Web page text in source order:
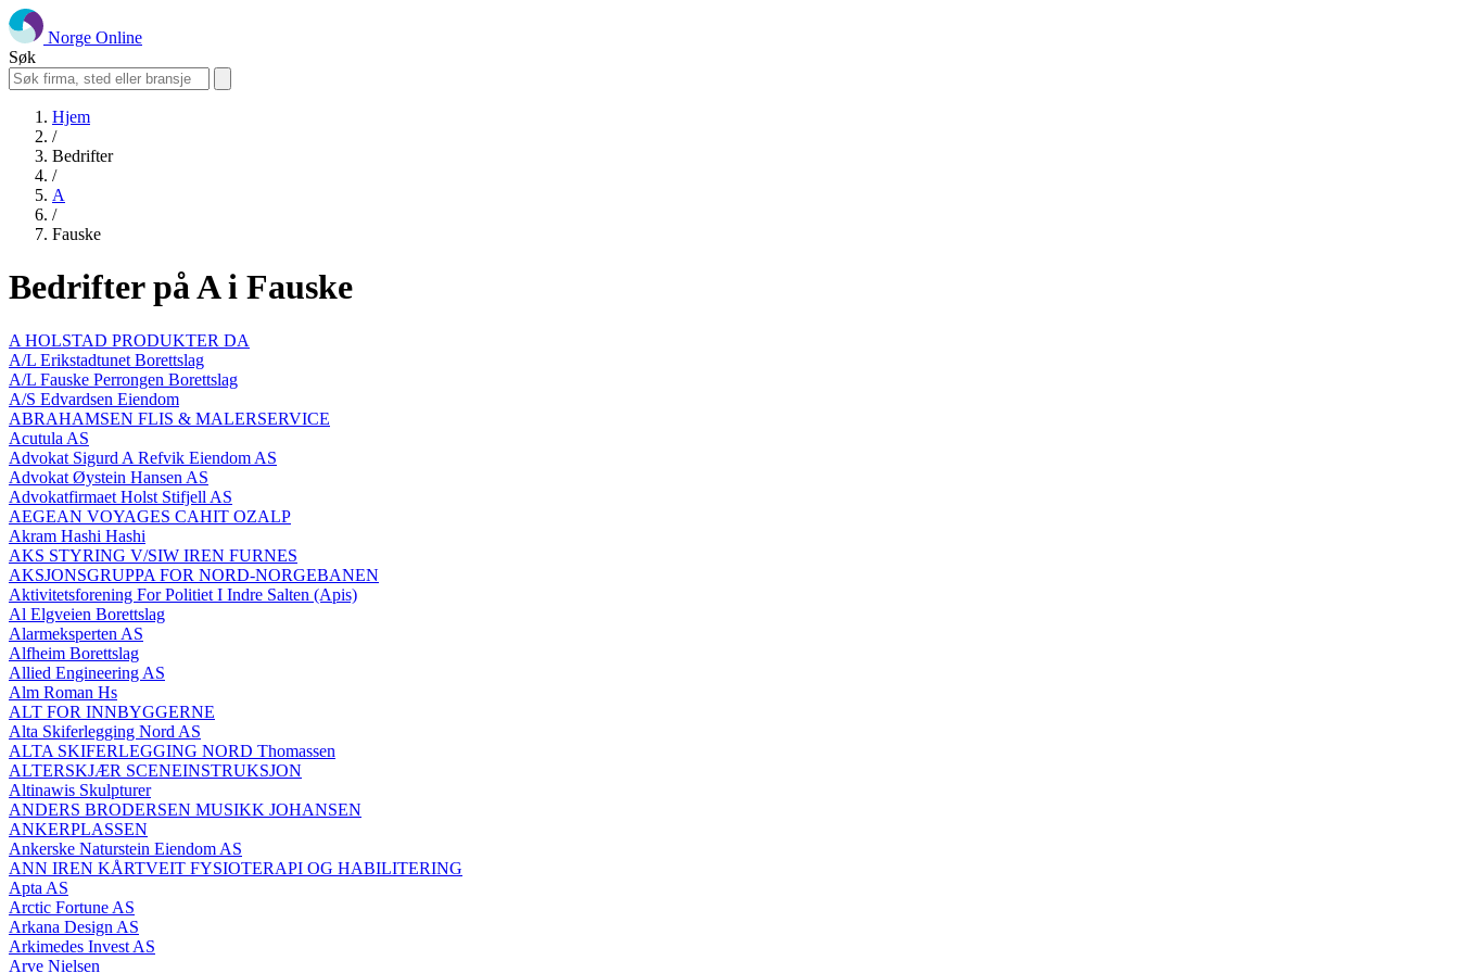
Norge Online
Søk
Hjem
/
Bedrifter
/
A
/
Fauske
Bedrifter på A i Fauske
A HOLSTAD PRODUKTER DA
A/L Erikstadtunet Borettslag
A/L Fauske Perrongen Borettslag
A/S Edvardsen Eiendom
ABRAHAMSEN FLIS & MALERSERVICE
Acutula AS
Advokat Sigurd A Refvik Eiendom AS
Advokat Øystein Hansen AS
Advokatfirmaet Holst Stifjell AS
AEGEAN VOYAGES CAHIT OZALP
Akram Hashi Hashi
AKS STYRING V/SIW IREN FURNES
AKSJONSGRUPPA FOR NORD-NORGEBANEN
Aktivitetsforening For Politiet I Indre Salten (Apis)
Al Elgveien Borettslag
Alarmeksperten AS
Alfheim Borettslag
Allied Engineering AS
Alm Roman Hs
ALT FOR INNBYGGERNE
Alta Skiferlegging Nord AS
ALTA SKIFERLEGGING NORD Thomassen
ALTERSKJÆR SCENEINSTRUKSJON
Altinawis Skulpturer
ANDERS BRODERSEN MUSIKK JOHANSEN
ANKERPLASSEN
Ankerske Naturstein Eiendom AS
ANN IREN KÅRTVEIT FYSIOTERAPI OG HABILITERING
Apta AS
Arctic Fortune AS
Arkana Design AS
Arkimedes Invest AS
Arve Nielsen